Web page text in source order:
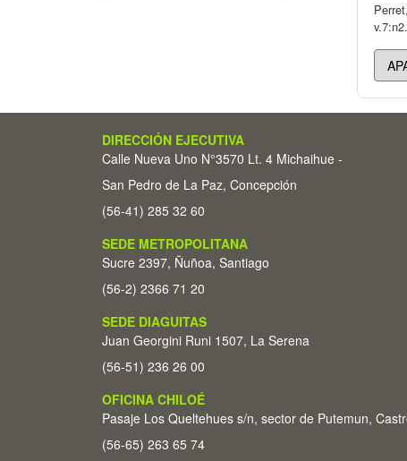
DIRECCIÓN EJECUTIVA
Calle Nueva Uno N°3570 Lt. 4 Michaihue -
San Pedro de La Paz, Concepción
(56-41) 285 32 60
SEDE METROPOLITANA
Sucre 2397, Ñuñoa, Santiago
(56-2) 2366 71 20
SEDE DIAGUITAS
Juan Georgini Runi 1507, La Serena
(56-51) 236 26 00
OFICINA CHILOÉ
Pasaje Los Queltehues s/n, sector de Putemun,
(56-65) 263 65 74